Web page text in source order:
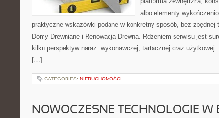
albo elementy
praktyczne wskazówki podane w konkretny sposób, bez zbędnej
Domy Drewniane i Renowacja Drewna. Rdzeniem serwisu jest
kilku perspektyw naraz: wykonawczej, tartacznej oraz
[…]
CATEGORIES: NIERUCHOMOŚCI
NOWOCZESNE TECHNOLOGIE W